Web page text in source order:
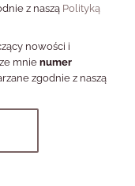
z naszą Polityką
nowości i
mnie numer
zgodnie z naszą